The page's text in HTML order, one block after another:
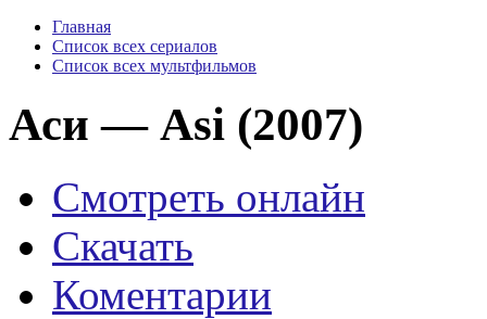
Главная
Список всех сериалов
Список всех мультфильмов
Аси — Asi (2007)
Смотреть онлайн
Скачать
Коментарии